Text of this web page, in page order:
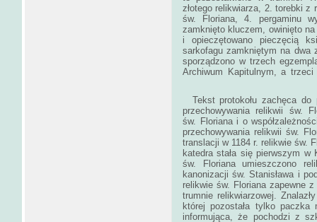
złotego relikwiarza, 2. torebki z
św. Floriana, 4. pergaminu
zamknięto kluczem, owinięto
i opieczętowano pieczęcią
sarkofagu zamkniętym na dwa
sporządzono w trzech
Archiwum Kapitulnym, a
Tekst protokołu zachęca
przechowywania relikwii św.
św. Floriana i o
przechowywania relikwii św.
translacji w 1184 r. relikwie św.
katedra stała się pierwszym w
św. Floriana umieszczono
kanonizacji św. Stanisława i
relikwie św. Floriana zapewne
trumnie relikwiarzowej.
której pozostała tylko paczka
informująca, że pochodzi z